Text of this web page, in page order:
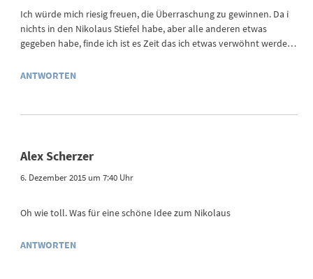
Ich würde mich riesig freuen, die Überraschung zu gewinnen. Da i
nichts in den Nikolaus Stiefel habe, aber alle anderen etwas
gegeben habe, finde ich ist es Zeit das ich etwas verwöhnt werde…
ANTWORTEN
Alex Scherzer
6. Dezember 2015 um 7:40 Uhr
Oh wie toll. Was für eine schöne Idee zum Nikolaus
ANTWORTEN